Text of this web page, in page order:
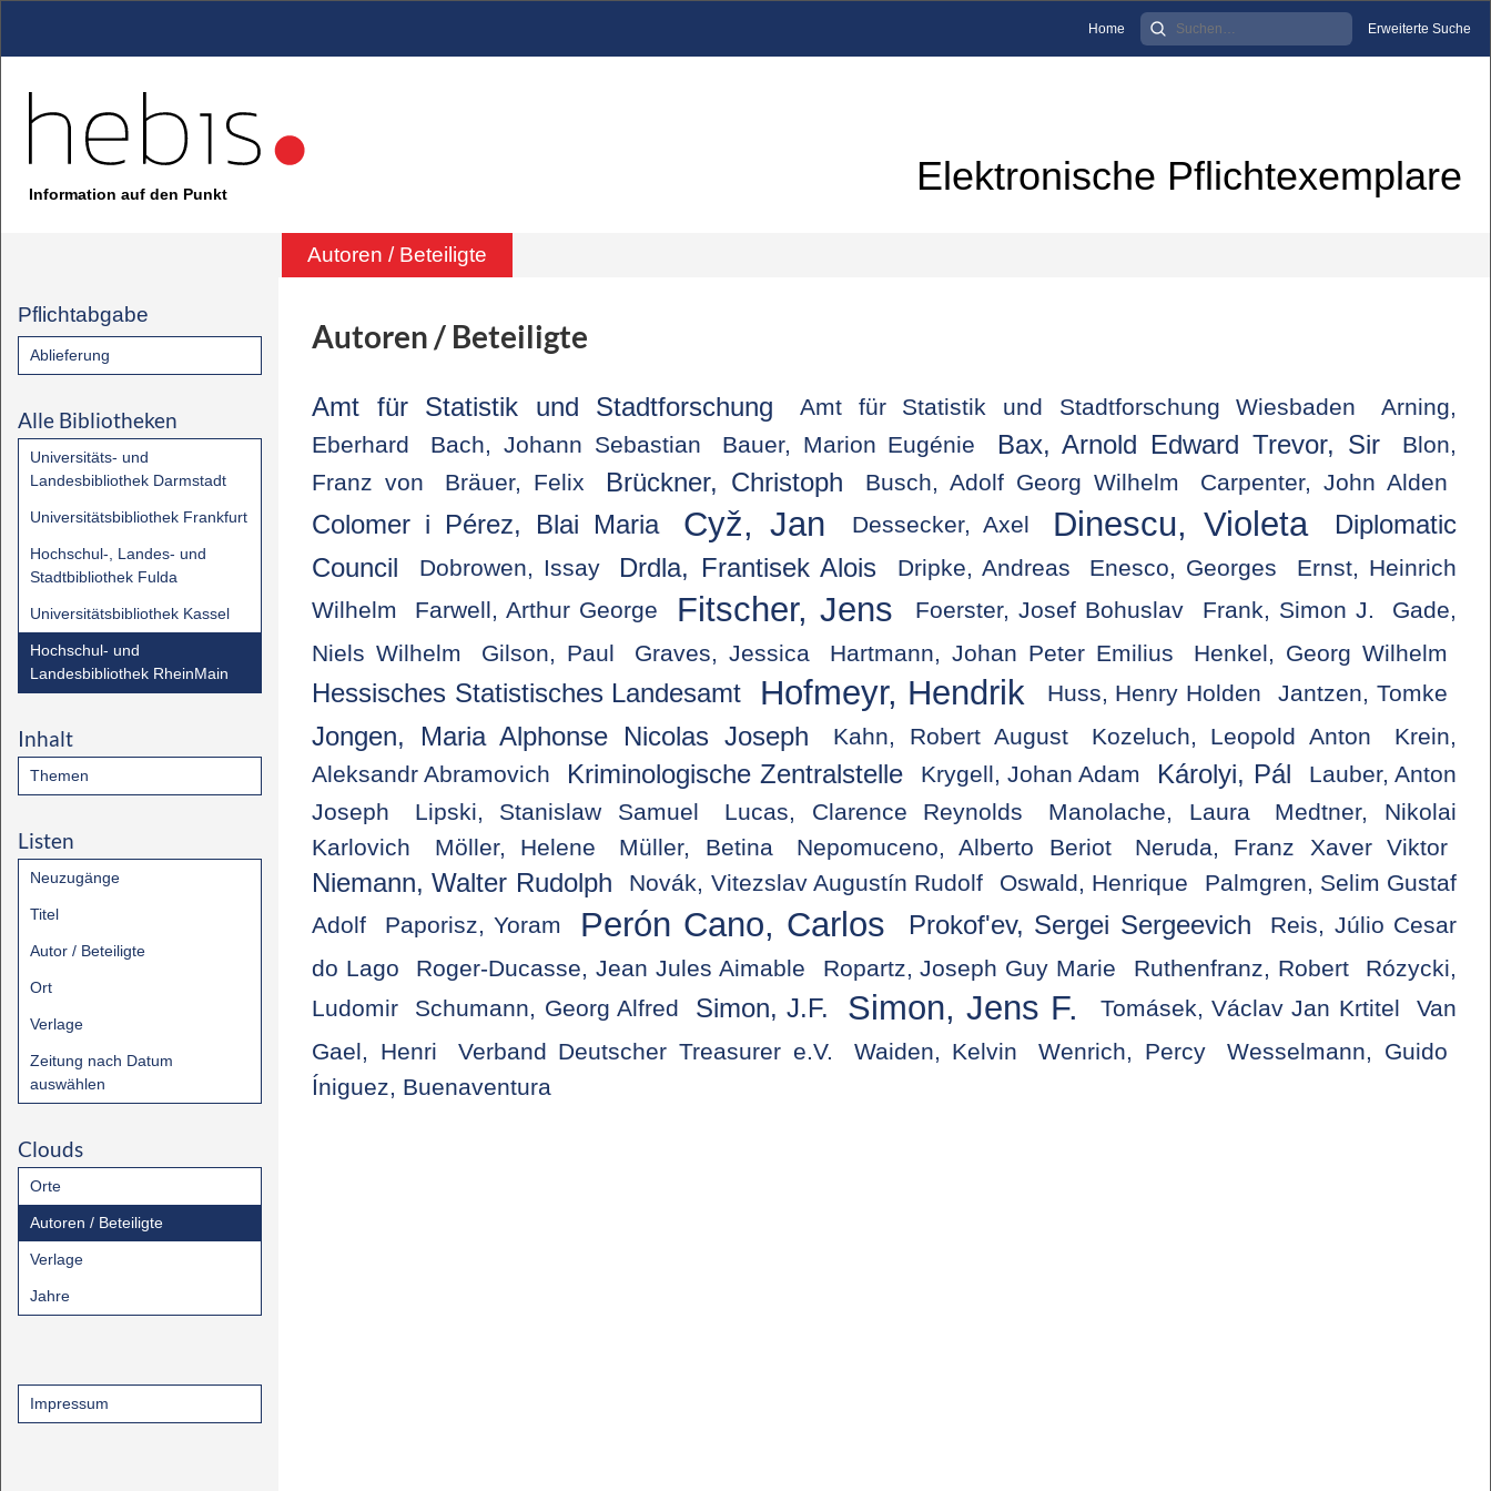
Home Erweiterte Suche
Information auf den Punkt Elektronische Pflichtexemplare
Autoren / Beteiligte
Pflichtabgabe
Ablieferung
Alle Bibliotheken
Universitäts- und
Landesbibliothek Darmstadt
Universitätsbibliothek Frankfurt
Hochschul-, Landes- und
Stadtbibliothek Fulda
Universitätsbibliothek Kassel
Hochschul- und
Landesbibliothek RheinMain
Inhalt
Themen
Listen
Neuzugänge
Titel
Autor / Beteiligte
Ort
Verlage
Zeitung nach Datum
auswählen
Clouds
Orte
Autoren / Beteiligte
Verlage
Jahre
Impressum
Autoren / Beteiligte
Amt für Statistik und Stadtforschung Amt für Statistik und Stadtforschung Wiesbaden
Arning,
Eberhard
Bach, Johann Sebastian Bauer, Marion Eugénie Bax, Arnold Edward Trevor, Sir
Blon,
Franz von
Bräuer, Felix Brückner, Christoph Busch, Adolf Georg Wilhelm Carpenter, John Alden
Colomer i Pérez, Blai Maria Cyž, Jan Dessecker, Axel Dinescu, Violeta
Diplomatic
Council
Dobrowen, Issay Drdla, Frantisek Alois Dripke, Andreas Enesco, Georges
Ernst, Heinrich
Wilhelm
Farwell, Arthur George Fitscher, Jens Foerster, Josef Bohuslav Frank, Simon J.
Gade,
Niels Wilhelm
Gilson, Paul Graves, Jessica Hartmann, Johan Peter Emilius Henkel, Georg Wilhelm
Hessisches Statistisches Landesamt Hofmeyr, Hendrik Huss, Henry Holden Jantzen, Tomke
Jongen, Maria Alphonse Nicolas Joseph Kahn, Robert August Kozeluch, Leopold Anton
Krein,
Aleksandr Abramovich
Kriminologische Zentralstelle Krygell, Johan Adam Károlyi, Pál
Lauber, Anton
Joseph
Lipski, Stanislaw Samuel Lucas, Clarence Reynolds Manolache, Laura
Medtner, Nikolai
Karlovich
Möller, Helene Müller, Betina Nepomuceno, Alberto Beriot Neruda, Franz Xaver Viktor
Niemann, Walter Rudolph Novák, Vitezslav Augustín Rudolf Oswald, Henrique
Palmgren, Selim Gustaf
Adolf
Paporisz, Yoram Perón Cano, Carlos Prokof'ev, Sergei Sergeevich
Reis, Júlio Cesar
do Lago
Roger-Ducasse, Jean Jules Aimable Ropartz, Joseph Guy Marie Ruthenfranz, Robert
Rózycki,
Ludomir
Schumann, Georg Alfred Simon, J.F. Simon, Jens F. Tomásek, Václav Jan Krtitel
Van
Gael, Henri
Verband Deutscher Treasurer e.V. Waiden, Kelvin Wenrich, Percy
Wesselmann, Guido
Íniguez, Buenaventura